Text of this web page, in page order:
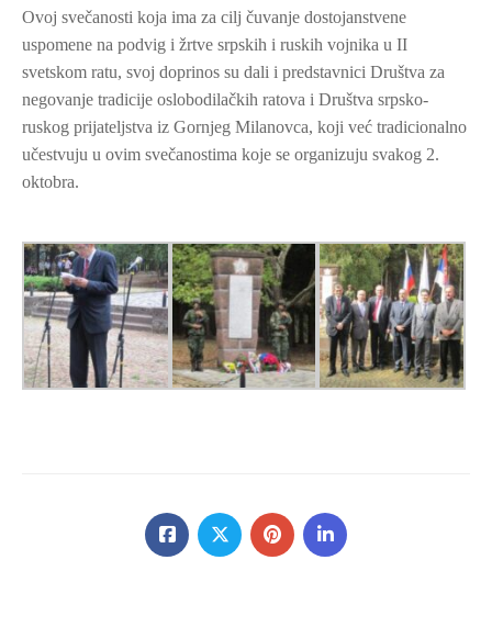
Ovoj svečanosti koja ima za cilj čuvanje dostojanstvene
uspomene na podvig i žrtve srpskih i ruskih vojnika u II
svetskom ratu, svoj doprinos su dali i predstavnici Društva za
negovanje tradicije oslobodilačkih ratova i Društva srpsko-
ruskog prijateljstva iz Gornjeg Milanovca, koji već tradicionalno
učestvuju u ovim svečanostima koje se organizuju svakog 2.
oktobra.